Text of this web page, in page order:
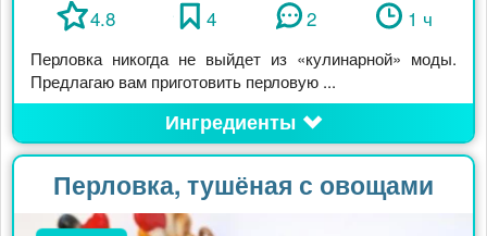
4.8 4 2 1 ч
Перловка никогда не выйдет из «кулинарной» моды.
Предлагаю вам приготовить перловую ...
Ингредиенты
Перловка, тушёная с овощами